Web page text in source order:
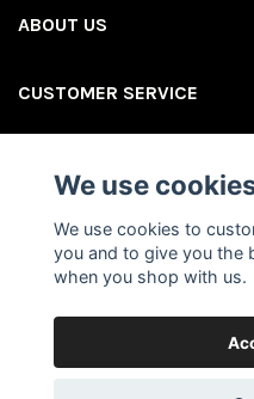
ABOUT US
CUSTOMER SERVICE
Social Media
We use
We use cookies to
you and to give you the
when you shop with us.